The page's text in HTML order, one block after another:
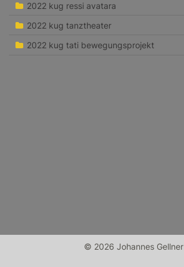
2022 kug ressi avatara
2022 kug tanztheater
2022 kug tati bewegungsprojekt
© 2026 Johannes Gellner